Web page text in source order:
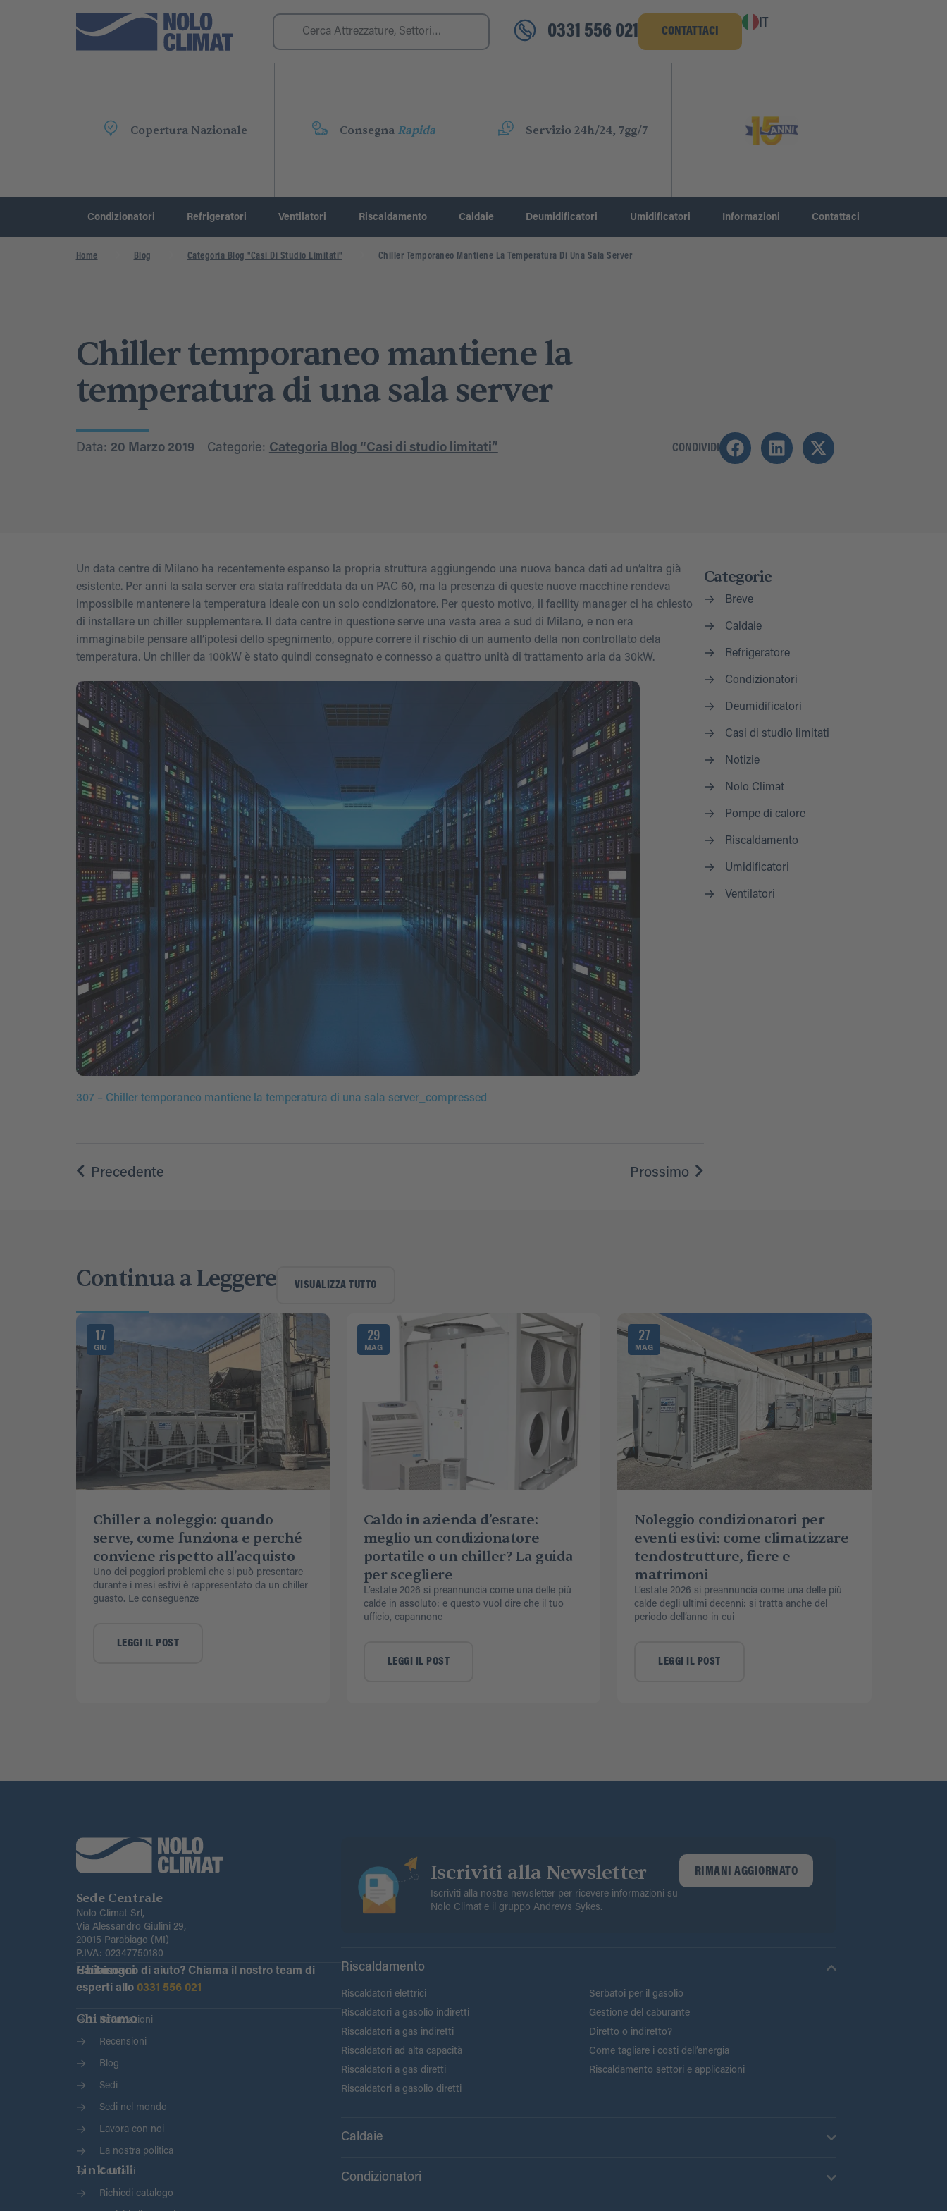
0331 556 021 CONTATTACI
IT
Copertura Nazionale Consegna Rapida Servizio 24h/24, 7gg/7
Condizionatori Refrigeratori Ventilatori Riscaldamento Caldaie Deumidificatori Umidificatori Informazioni Contattaci
Home Blog Categoria Blog "Casi Di Studio Limitati" Chiller Temporaneo Mantiene La Temperatura Di Una Sala Server
Chiller temporaneo mantiene la
temperatura di una sala server
Data: 20 Marzo 2019 Categorie: Categoria Blog “Casi di studio limitati” CONDIVIDI
Un data centre di Milano ha recentemente espanso la propria struttura aggiungendo una nuova banca dati ad un’altra già
esistente. Per anni la sala server era stata raffreddata da un PAC 60, ma la presenza di queste nuove macchine rendeva
impossibile mantenere la temperatura ideale con un solo condizionatore. Per questo motivo, il facility manager ci ha chiesto
di installare un chiller supplementare. Il data centre in questione serve una vasta area a sud di Milano, e non era
immaginabile pensare all’ipotesi dello spegnimento, oppure correre il rischio di un aumento della non controllato dela
temperatura. Un chiller da 100kW è stato quindi consegnato e connesso a quattro unità di trattamento aria da 30kW.
307 – Chiller temporaneo mantiene la temperatura di una sala server_compressed
Precedente Prossimo
Categorie
Breve
Caldaie
Refrigeratore
Condizionatori
Deumidificatori
Casi di studio limitati
Notizie
Nolo Climat
Pompe di calore
Riscaldamento
Umidificatori
Ventilatori
Continua a Leggere VISUALIZZA TUTTO
17
GIU
Chiller a noleggio: quando
serve, come funziona e perché
conviene rispetto all’acquisto
Uno dei peggiori problemi che si può presentare
durante i mesi estivi è rappresentato da un chiller
guasto. Le conseguenze
LEGGI IL POST
29
MAG
Caldo in azienda d’estate:
meglio un condizionatore
portatile o un chiller? La guida
per scegliere
L’estate 2026 si preannuncia come una delle più
calde in assoluto: e questo vuol dire che il tuo
ufficio, capannone
LEGGI IL POST
27
MAG
Noleggio condizionatori per
eventi estivi: come climatizzare
tendostrutture, fiere e
matrimoni
L’estate 2026 si preannuncia come una delle più
calde degli ultimi decenni: si tratta anche del
periodo dell’anno in cui
LEGGI IL POST
Sede Centrale
Nolo Climat Srl,
Via Alessandro Giulini 29,
20015 Parabiago (MI)
P.IVA: 02347750180
Chiamaci
Hai bisogno di aiuto?Chiama il nostro team di
esperti allo 0331 556 021
Chi siamo
Informazioni
Recensioni
Blog
Sedi
Sedi nel mondo
Lavora con noi
La nostra politica
Link utili
Contatti
Richiedi catalogo
Iscriviti alla Newsletter
Iscriviti alla nostra newsletter per ricevere informazioni su
Nolo Climat e il gruppo Andrews Sykes.
RIMANI AGGIORNATO
Riscaldamento
Riscaldatori elettrici
Riscaldatori a gasolio indiretti
Riscaldatori a gas indiretti
Riscaldatori ad alta capacità
Riscaldatori a gas diretti
Riscaldatori a gasolio diretti
Serbatoi per il gasolio
Gestione del caburante
Diretto o indiretto?
Come tagliare i costi dell’energia
Riscaldamento settori e applicazioni
Caldaie
Condizionatori